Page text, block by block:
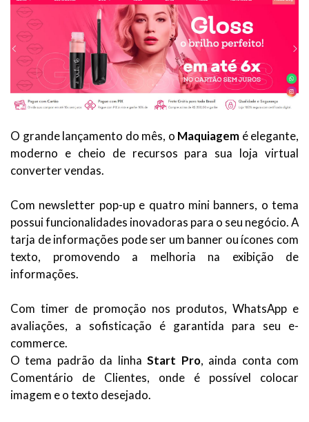
O grande lançamento do mês, o Maquiagem é elegante,
moderno e cheio de recursos para sua loja virtual
converter vendas.
Com newsletter pop-up e quatro mini banners, o tema
possui funcionalidades inovadoras para o seu negócio. A
tarja de informações pode ser um banner ou ícones com
texto, promovendo a melhoria na exibição de
informações.
Com timer de promoção nos produtos, WhatsApp e
avaliações, a sofisticação é garantida para seu e-
commerce.
O tema padrão da linhaStart Pro, ainda conta com
Comentário de Clientes, onde é possível colocar
imagem e o texto desejado.